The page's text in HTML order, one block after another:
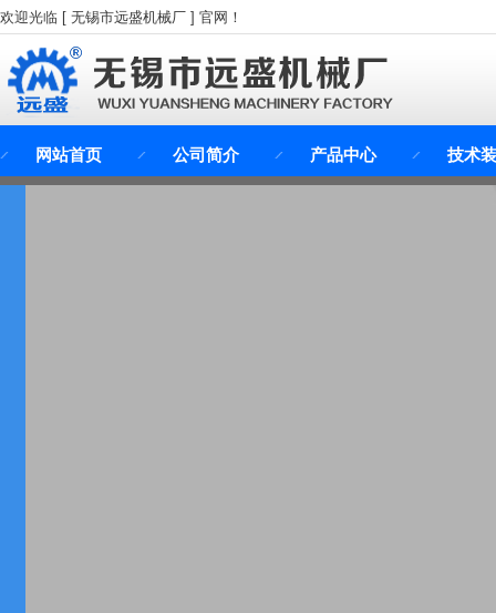
欢迎光临 [ 无锡市远盛机械厂 ] 官网！
网站首页 公司简介 产品中心 技术